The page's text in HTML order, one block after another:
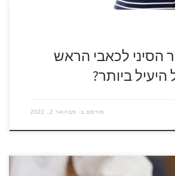
הסיני לכאבי הראש
היעיל ביותר?
פורסם ב- פברואר 2, 2022